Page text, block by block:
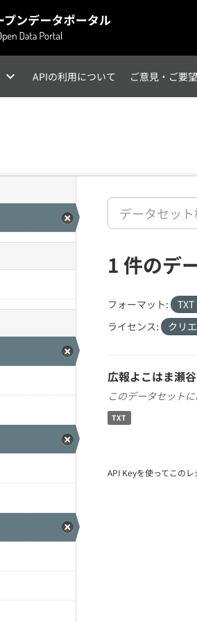
APIの利用について ご意見・ご要望
1 件のデ
フォーマット: TXT
ライセンス:
クリ
広報よこはま瀬
このデータセット
TXT
API Keyを使ってこの